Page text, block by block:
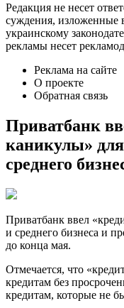
Редакция не несет
суждения, изложенные
украинскому
рекламы несет
Реклама на сайте
О проекте
Обратная связь
Приватбанк
каникулы»
среднего
Приватбанк ввел
и среднего бизнеса и
до конца мая.
Отмечается, что
кредитам без
кредитам, которые не